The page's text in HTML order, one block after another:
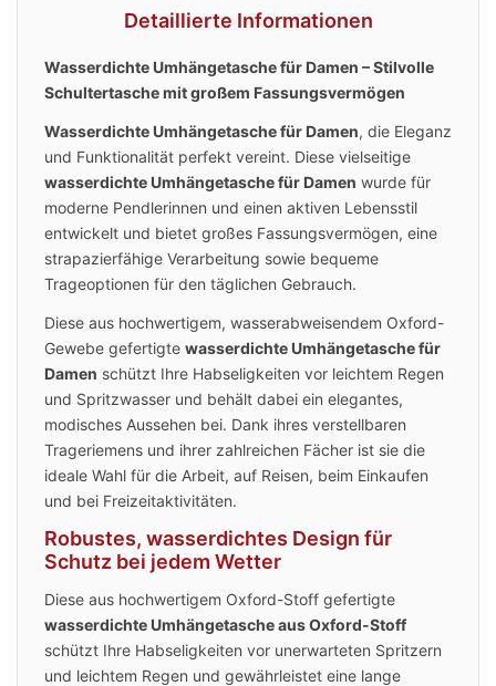
Detaillierte Informationen
Wasserdichte Umhängetasche für Damen – Stilvolle
Schultertasche mit großem Fassungsvermögen
Wasserdichte Umhängetasche für Damen, die Eleganz
und Funktionalität perfekt vereint. Diese vielseitige
wasserdichte Umhängetasche für Damen wurde für
moderne Pendlerinnen und einen aktiven Lebensstil
entwickelt und bietet großes Fassungsvermögen, eine
strapazierfähige Verarbeitung sowie bequeme
Trageoptionen für den täglichen Gebrauch.
Diese aus hochwertigem, wasserabweisendem Oxford-
Gewebe gefertigte wasserdichte Umhängetasche für
Damen schützt Ihre Habseligkeiten vor leichtem Regen
und Spritzwasser und behält dabei ein elegantes,
modisches Aussehen bei. Dank ihres verstellbaren
Trageriemens und ihrer zahlreichen Fächer ist sie die
ideale Wahl für die Arbeit, auf Reisen, beim Einkaufen
und bei Freizeitaktivitäten.
Robustes, wasserdichtes Design für
Schutz bei jedem Wetter
Diese aus hochwertigem Oxford-Stoff gefertigte
wasserdichte Umhängetasche aus Oxford-Stoff
schützt Ihre Habseligkeiten vor unerwarteten Spritzern
und leichtem Regen und gewährleistet eine lange